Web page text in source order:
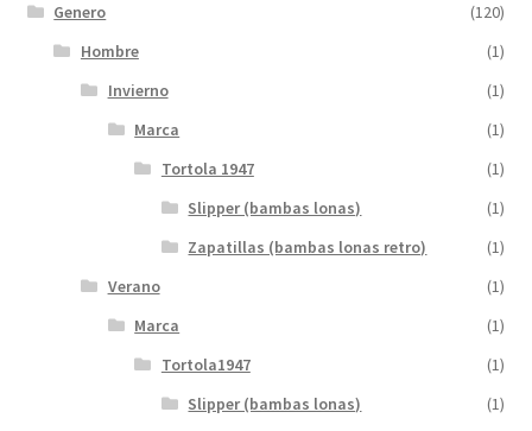
Genero
(120)
Hombre
(1)
Invierno
(1)
Marca
(1)
Tortola 1947
(1)
Slipper (bambas lonas)
(1)
Zapatillas (bambas lonas retro)
(1)
Verano
(1)
Marca
(1)
Tortola1947
(1)
Slipper (bambas lonas)
(1)